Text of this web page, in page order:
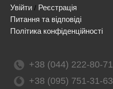
Увійти / Реєстрація
Питання та відповіді
Політика конфіденційності
+38 (044) 222-80-71
+38 (095) 751-31-63